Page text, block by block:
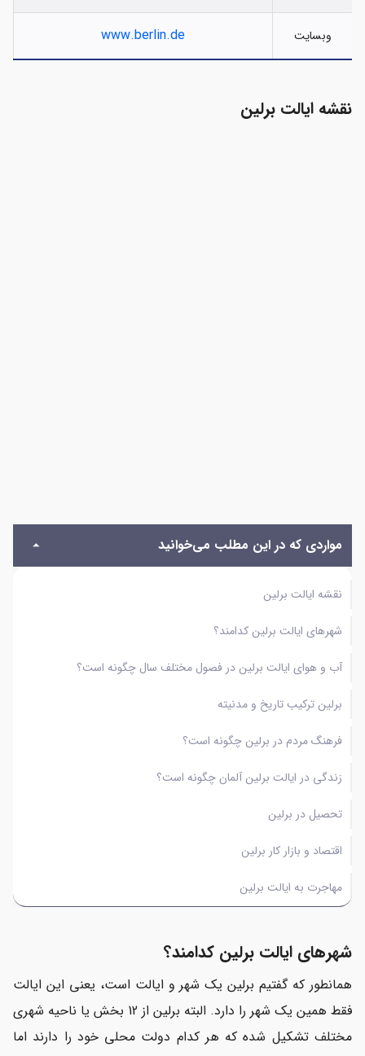
وبسایت www.berlin.de
نقشه ایالت برلین
مواردی که در این مطلب می‌خوانید
نقشه ایالت برلین
شهرهای ایالت برلین کدامند؟
آب و هوای ایالت برلین در فصول مختلف سال چگونه است؟
برلین ترکیب تاریخ و مدنیته
فرهنگ مردم در برلین چگونه است؟
زندگی در ایالت برلین آلمان چگونه است؟
تحصیل در برلین
اقتصاد و بازار کار برلین
مهاجرت به ایالت برلین
شهرهای ایالت برلین کدامند؟
همانطور که گفتیم برلین یک شهر و ایالت است، یعنی این ایالت
فقط همین یک شهر را دارد. البته برلین از 12 بخش یا ناحیه شهری
مختلف تشکیل شده که هر کدام دولت محلی خود را دارند اما